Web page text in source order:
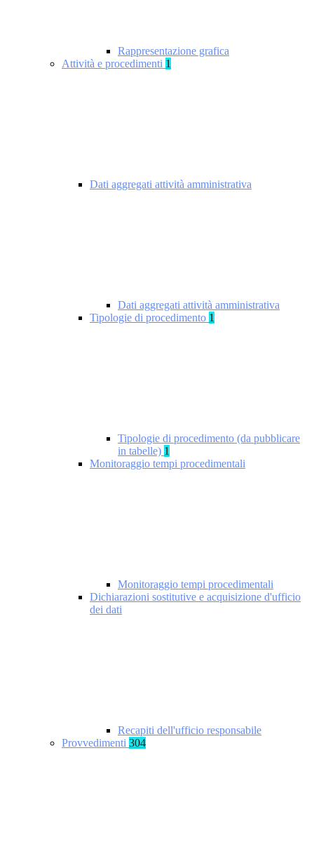
Rappresentazione grafica
Attività e procedimenti 1
Dati aggregati attività amministrativa
Dati aggregati attività amministrativa
Tipologie di procedimento 1
Tipologie di procedimento (da pubblicare
in tabelle) 1
Monitoraggio tempi procedimentali
Monitoraggio tempi procedimentali
Dichiarazioni sostitutive e acquisizione d'ufficio
dei dati
Recapiti dell'ufficio responsabile
Provvedimenti 304